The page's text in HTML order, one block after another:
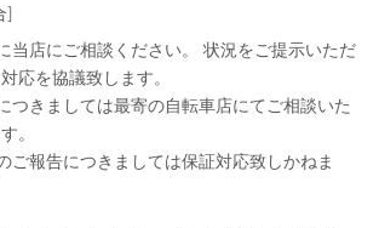
]
当店にご相談ください。 状況をご提示いただ
応を協議致します。
つきましては最寄の自転車店にてご相談いた
。
ご報告につきましては保証対応致しかねま